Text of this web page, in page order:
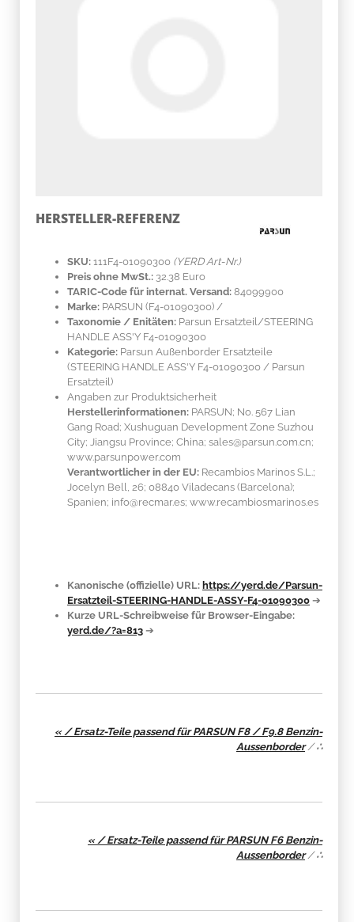
HERSTELLER-REFERENZ
SKU: 111F4-01090300 (YERD Art-Nr.)
Preis ohne MwSt.: 32.38 Euro
TARIC-Code für internat. Versand: 84099900
Marke: PARSUN (F4-01090300) /
Taxonomie / Enitäten: Parsun Ersatzteil/STEERING
HANDLE ASS'Y F4-01090300
Kategorie: Parsun Außenborder Ersatzteile
(STEERING HANDLE ASS'Y F4-01090300 / Parsun
Ersatzteil)
Angaben zur Produktsicherheit
Herstellerinformationen: PARSUN; No. 567 Lian
Gang Road; Xushuguan Development Zone Suzhou
City; Jiangsu Province; China; sales@parsun.com.cn;
www.parsunpower.com
Verantwortlicher in der EU: Recambios Marinos S.L.;
Jocelyn Bell, 26; 08840 Viladecans (Barcelona);
Spanien; info@recmar.es; www.recambiosmarinos.es
Kanonische (offizielle) URL: https://yerd.de/Parsun-
Ersatzteil-STEERING-HANDLE-ASSY-F4-01090300 ➔
Kurze URL-Schreibweise für Browser-Eingabe:
yerd.de/?a=813 ➔
« / Ersatz-Teile passend für PARSUN F8 / F9.8 Benzin-
Aussenborder/∴
« / Ersatz-Teile passend für PARSUN F6 Benzin-
Aussenborder/∴